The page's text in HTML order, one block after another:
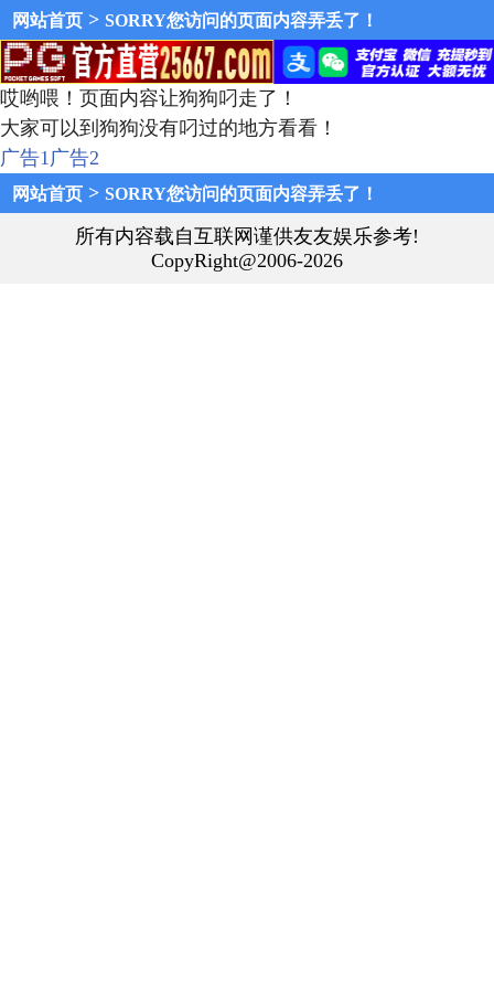
网站首页 > SORRY您访问的页面内容弄丢了！
哎哟喂！页面内容让狗狗叼走了！
大家可以到狗狗没有叼过的地方看看！
广告1广告2
网站首页 > SORRY您访问的页面内容弄丢了！
所有内容载自互联网谨供友友娱乐参考!
CopyRight@2006-2026